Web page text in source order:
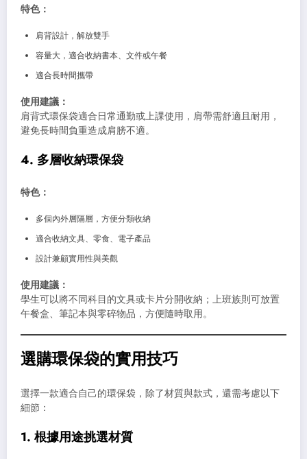
特色：
肩背設計，解放雙手
容量大，適合收納書本、文件或午餐
適合長時間攜帶
使用建議：
肩背式環保袋適合日常通勤或上課使用，肩帶需舒適且耐用，
避免長時間負重造成肩膀不適。
4. 多層收納環保袋
特色：
多個內外層隔層，方便分類收納
適合收納文具、零食、電子產品
設計兼顧實用性與美觀
使用建議：
學生可以將不同科目的文具或卡片分開收納；上班族則可放置
午餐盒、筆記本與零碎物品，方便隨時取用。
選購環保袋的實用技巧
選擇一款適合自己的環保袋，除了材質與款式，還需考慮以下
細節：
1. 根據用途挑選材質